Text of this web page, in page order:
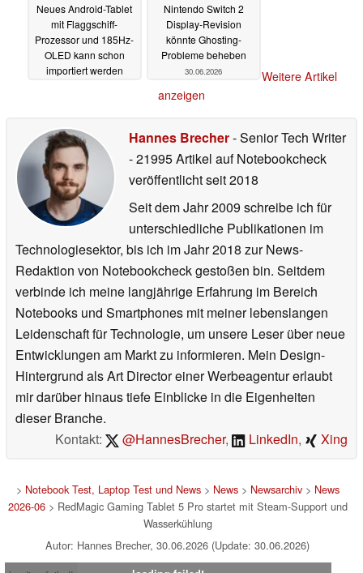
Neues Android-Tablet
mit Flaggschiff-
Prozessor und 185Hz-
OLED kann schon
importiert werden
Nintendo Switch 2
Display-Revision
könnte Ghosting-
Probleme beheben
30.06.2026
Weitere Artikel
anzeigen
Hannes Brecher- Senior Tech Writer
- 21995 Artikel auf Notebookcheck
veröffentlichtseit 2018
Seit dem Jahr 2009 schreibe ich für
unterschiedliche Publikationen im
Technologiesektor, bis ich im Jahr 2018 zur News-
Redaktion von Notebookcheck gestoßen bin. Seitdem
verbinde ich meine langjährige Erfahrung im Bereich
Notebooks und Smartphones mit meiner lebenslangen
Leidenschaft für Technologie, um unsere Leser über neue
Entwicklungen am Markt zu informieren. Mein Design-
Hintergrund als Art Director einer Werbeagentur erlaubt
mir darüber hinaus tiefe Einblicke in die Eigenheiten
dieser Branche.
Kontakt:
@HannesBrecher, LinkedIn, Xing
> Notebook Test, Laptop Test und News> News> Newsarchiv> News
2026-06> RedMagic Gaming Tablet 5 Pro startet mit Steam-Support und
Wasserkühlung
Autor: Hannes Brecher, 30.06.2026 (Update: 30.06.2026)